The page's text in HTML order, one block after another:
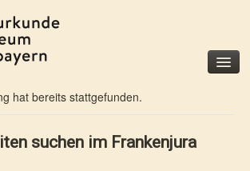
hat bereits stattgefunden.
suchen im Frankenjura